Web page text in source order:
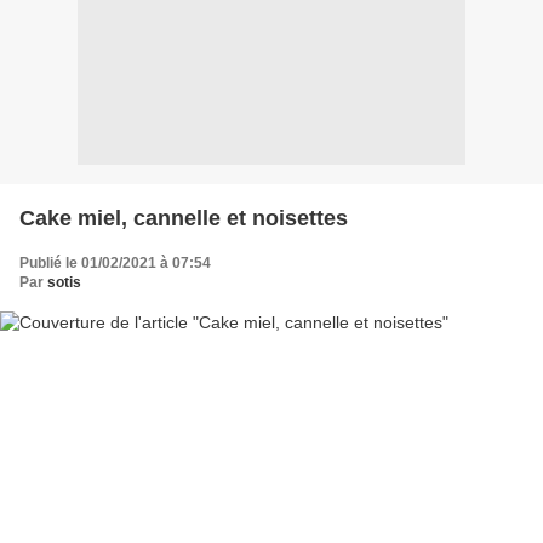
Cake miel, cannelle et noisettes
Publié le 01/02/2021 à 07:54
Par sotis